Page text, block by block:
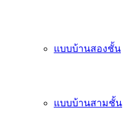
แบบบ้านสองชั้น
แบบบ้านสามชั้น